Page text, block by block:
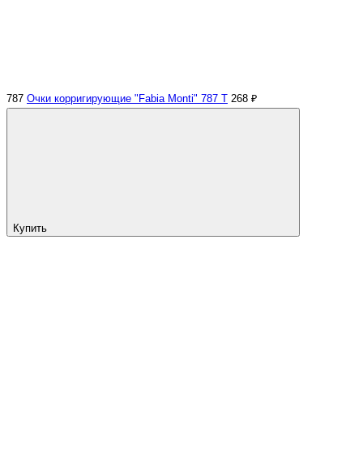
787 Очки корригирующие "Fabia Monti" 787 Т 268 ₽
Купить